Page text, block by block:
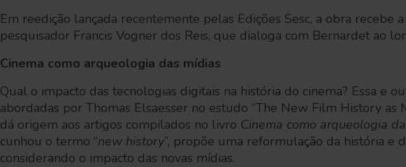
Em reedição lançada recentemente pelas Edições Sesc, a obra recebe
pesquisador Francis Vogner dos Reis, que dialoga com Bernardet ao
Cinema como arqueologia das mídias
Qual o impacto das tecnologias digitais na história do cinema? Essa e
abordadas por Thomas Elsaesser no estudo “The New Film History as
dá origem aos artigos compilados no livro Cinema como arqueologia
cunhou o termo “new history”, propõe uma reformulação da história e
considerando o impacto das novas mídias.